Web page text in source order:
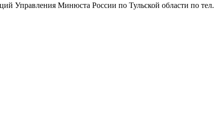
Управления Минюста России по Тульской области по тел.